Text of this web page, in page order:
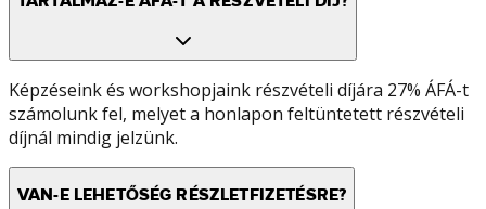
Képzéseink és workshopjaink részvételi díjára 27% ÁFÁ-t
számolunk fel, melyet a honlapon feltüntetett részvételi
díjnál mindig jelzünk.
VAN-E LEHETŐSÉG RÉSZLETFIZETÉSRE?